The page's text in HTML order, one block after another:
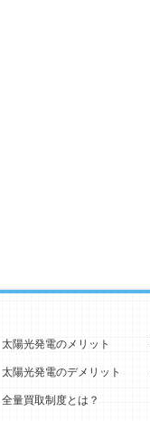
太陽光発電のメリット
太陽光発電のデメリット
全量買取制度とは？